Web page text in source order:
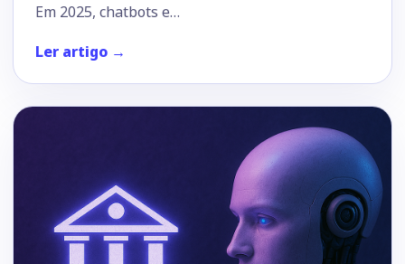
Em 2025, chatbots e…
Ler artigo →